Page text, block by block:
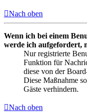
Nach oben
Wenn ich bei einem
werde ich aufgefordert,
Nur registrierte
Funktion für
diese von der
Diese Maßnahme
Gäste verhindern.
Nach oben